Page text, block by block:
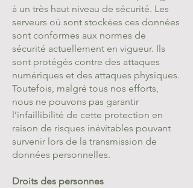
à un très haut niveau de sécurité. Les
serveurs où sont stockées ces données
sont conformes aux normes de
sécurité actuellement en vigueur. Ils
sont protégés contre des attaques
numériques et des attaques physiques.
Toutefois, malgré tous nos efforts,
nous ne pouvons pas garantir
l’infaillibilité de cette protection en
raison de risques inévitables pouvant
survenir lors de la transmission de
données personnelles.
Droits des personnes